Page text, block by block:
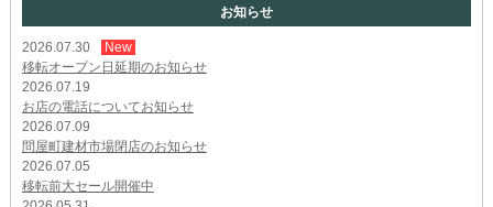
お知らせ
2026.07.30
New
移転オープン日延期のお知らせ
2026.07.19
お店の電話についてお知らせ
2026.07.09
問屋町建材市場閉店のお知らせ
2026.07.05
移転前大セール開催中